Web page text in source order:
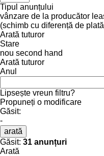
Tipul anunțului
vânzare de la producător
(schimb cu diferență de
Arată tuturor
Stare
nou second hand
Arată tuturor
Anul
Lipsește vreun filtru?
Propuneți o modificare
Găsit:
-
arată
Găsit: 31 anunțuri
Arată